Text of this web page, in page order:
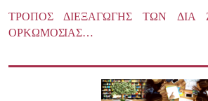
ΤΡΟΠΟΣ ΔΙΕΞΑΓΩΓΗΣ ΤΩΝ ΔΙΑ
ΟΡΚΩΜΟΣΙΑΣ…